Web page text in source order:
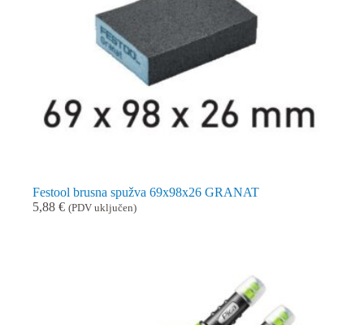
Festool brusna spužva 69x98x26 GRANAT
5,88 € (PDV uključen)